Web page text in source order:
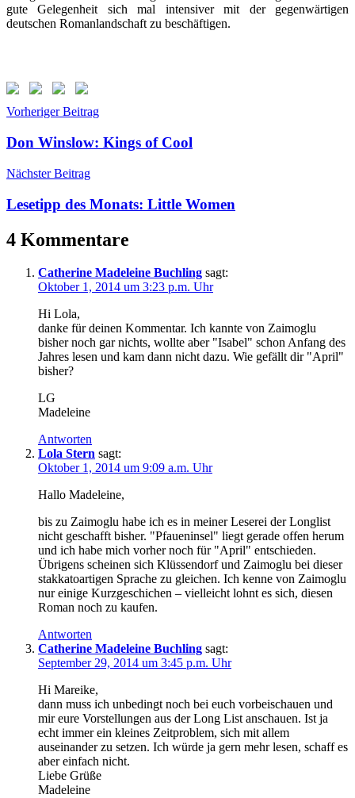
gute Gelegenheit sich mal intensiver mit der gegenwärtigen
deutschen Romanlandschaft zu beschäftigen.
Beitragsnavigation
Vorheriger Beitrag
Don Winslow: Kings of Cool
Nächster Beitrag
Lesetipp des Monats: Little Women
4 Kommentare
Catherine Madeleine Buchling sagt:
Oktober 1, 2014 um 3:23 p.m. Uhr
Hi Lola,
danke für deinen Kommentar. Ich kannte von Zaimoglu
bisher noch gar nichts, wollte aber "Isabel" schon Anfang des
Jahres lesen und kam dann nicht dazu. Wie gefällt dir "April"
bisher?
LG
Madeleine
Antworten
Lola Stern sagt:
Oktober 1, 2014 um 9:09 a.m. Uhr
Hallo Madeleine,
bis zu Zaimoglu habe ich es in meiner Leserei der Longlist
nicht geschafft bisher. "Pfaueninsel" liegt gerade offen herum
und ich habe mich vorher noch für "April" entschieden.
Übrigens scheinen sich Klüssendorf und Zaimoglu bei dieser
stakkatoartigen Sprache zu gleichen. Ich kenne von Zaimoglu
nur einige Kurzgeschichen – vielleicht lohnt es sich, diesen
Roman noch zu kaufen.
Antworten
Catherine Madeleine Buchling sagt:
September 29, 2014 um 3:45 p.m. Uhr
Hi Mareike,
dann muss ich unbedingt noch bei euch vorbeischauen und
mir eure Vorstellungen aus der Long List anschauen. Ist ja
echt immer ein kleines Zeitproblem, sich mit allem
auseinander zu setzen. Ich würde ja gern mehr lesen, schaff es
aber einfach nicht.
Liebe Grüße
Madeleine